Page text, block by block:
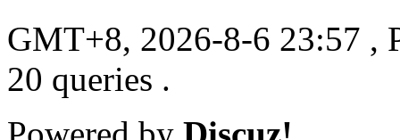
GMT+8, 2026-8-6 23:57 ,
20 queries .